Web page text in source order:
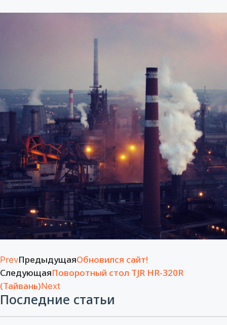
PrevПредыдущаяОбновился сайт!
СледующаяПоворотный стол TJR HR-320R
(Тайвань)Next
Последние статьи